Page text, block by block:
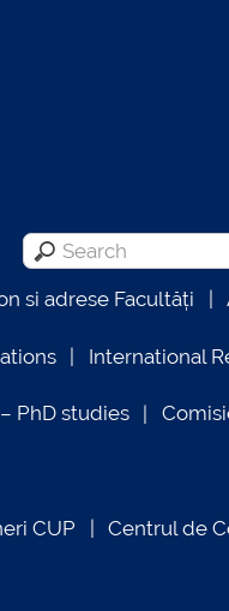
si adrese Facultăți
International
PhD studies
CUP Centrul de